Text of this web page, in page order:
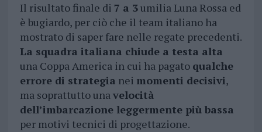
Il risultato finale di 7 a 3umilia Luna Rossa ed
è bugiardo, per ciò che il team italiano ha
mostrato di saper fare nelle regate precedenti.
La squadra italiana chiude a testa alta
una Coppa America in cui ha pagato qualche
errore di strategia nei momenti decisivi,
ma soprattutto unavelocità
dell’imbarcazione leggermente più bassa
per motivi tecnici di progettazione.